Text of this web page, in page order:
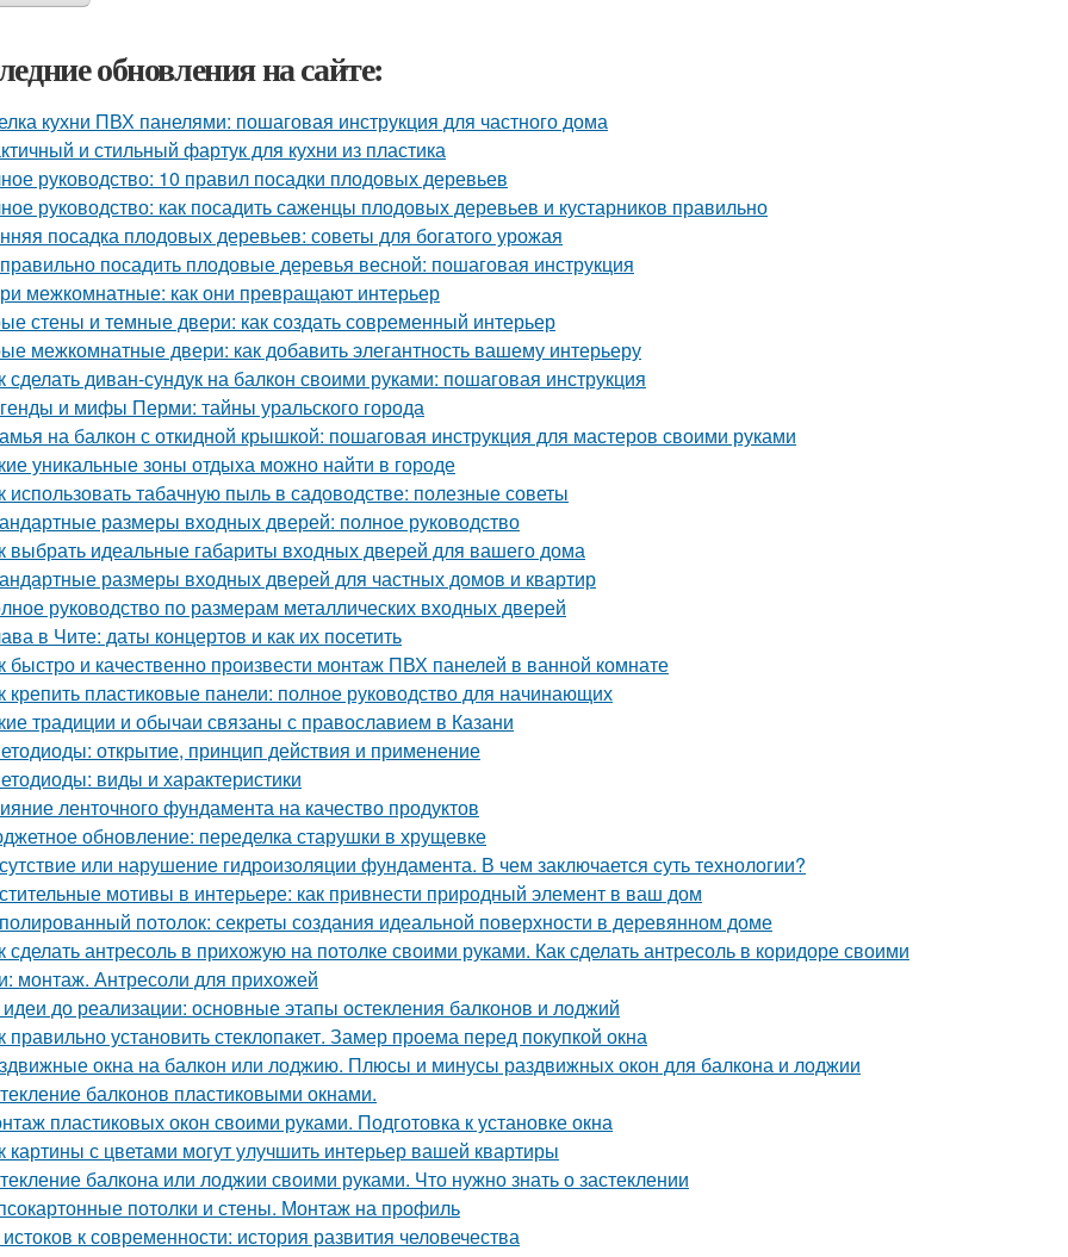
обновления на сайте:
кухни ПВХ панелями: пошаговая инструкция для частного дома
и стильный фартук для кухни из пластика
руководство: 10 правил посадки плодовых деревьев
руководство: как посадить саженцы плодовых деревьев и кустарников правильно
посадка плодовых деревьев: советы для богатого урожая
посадить плодовые деревья весной: пошаговая инструкция
межкомнатные: как они превращают интерьер
стены и темные двери: как создать современный интерьер
межкомнатные двери: как добавить элегантность вашему интерьеру
сделать диван-сундук на балкон своими руками: пошаговая инструкция
и мифы Перми: тайны уральского города
на балкон с откидной крышкой: пошаговая инструкция для мастеров своими руками
уникальные зоны отдыха можно найти в городе
использовать табачную пыль в садоводстве: полезные советы
размеры входных дверей: полное руководство
выбрать идеальные габариты входных дверей для вашего дома
размеры входных дверей для частных домов и квартир
руководство по размерам металлических входных дверей
в Чите: даты концертов и как их посетить
быстро и качественно произвести монтаж ПВХ панелей в ванной комнате
крепить пластиковые панели: полное руководство для начинающих
традиции и обычаи связаны с православием в Казани
открытие, принцип действия и применение
виды и характеристики
ленточного фундамента на качество продуктов
обновление: переделка старушки в хрущевке
или нарушение гидроизоляции фундамента. В чем заключается суть технологии?
мотивы в интерьере: как привнести природный элемент в ваш дом
потолок: секреты создания идеальной поверхности в деревянном доме
сделать антресоль в прихожую на потолке своими руками. Как сделать антресоль в коридоре своими
монтаж. Антресоли для прихожей
до реализации: основные этапы остекления балконов и лоджий
правильно установить стеклопакет. Замер проема перед покупкой окна
окна на балкон или лоджию. Плюсы и минусы раздвижных окон для балкона и лоджии
балконов пластиковыми окнами.
пластиковых окон своими руками. Подготовка к установке окна
картины с цветами могут улучшить интерьер вашей квартиры
балкона или лоджии своими руками. Что нужно знать о застеклении
потолки и стены. Монтаж на профиль
к современности: история развития человечества